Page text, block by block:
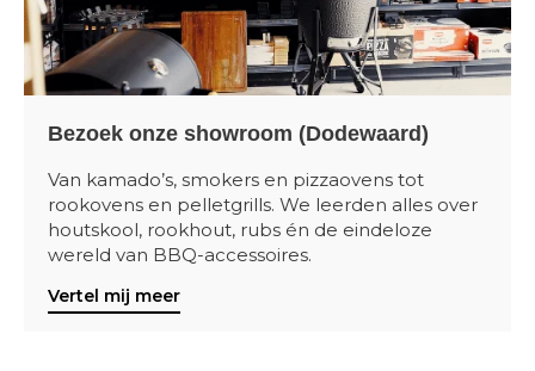
Bezoek onze showroom (Dodewaard)
Van kamado’s, smokers en pizzaovens tot
rookovens en pelletgrills. We leerden alles over
houtskool, rookhout, rubs én de eindeloze
wereld van BBQ-accessoires.
Vertel mij meer